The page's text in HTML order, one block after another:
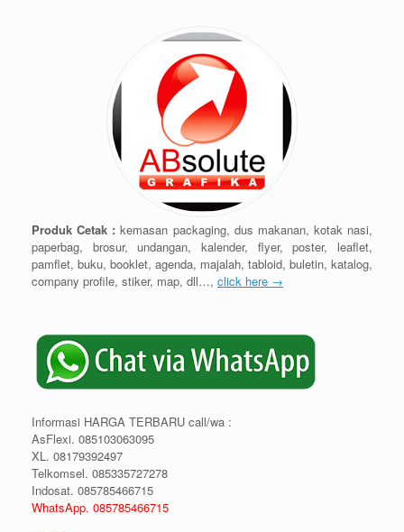
Produk Cetak : kemasan packaging, dus makanan, kotak nasi,
paperbag, brosur, undangan, kalender, flyer, poster, leaflet,
pamflet, buku, booklet, agenda, majalah, tabloid, buletin, katalog,
company profile, stiker, map, dll…, click here →
Informasi HARGA TERBARU call/wa :
AsFlexi. 085103063095
XL. 08179392497
Telkomsel. 085335727278
Indosat. 085785466715
WhatsApp. 085785466715